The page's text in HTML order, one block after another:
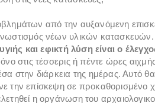
από την αυξανόμενη
νέων υλικών
και εφικτή λύση είναι ο
στις τέσσερις ή πέντε ώρες
στην διάρκεια της ημέρας. Αυτό
την επίσκεψη σε προκαθορισμένο
η οργάνωση του